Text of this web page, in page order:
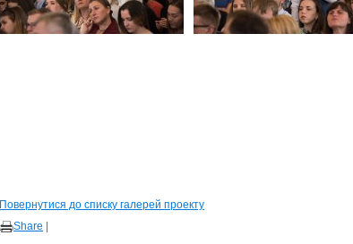
Повернутися до списку галерей проекту
Share